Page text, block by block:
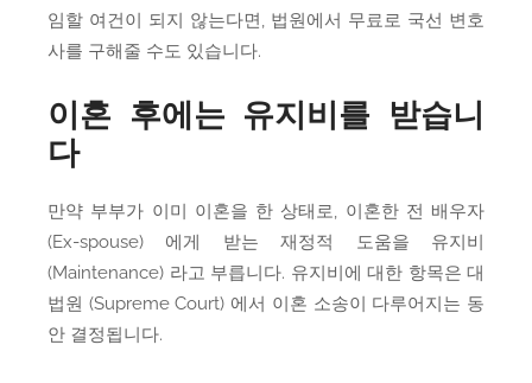
임할 여건이 되지 않는다면, 법원에서 무료로 국선 변호
사를 구해줄 수도 있습니다.
이혼 후에는 유지비를 받습니
다
만약 부부가 이미 이혼을 한 상태로, 이혼한 전 배우자
(Ex-spouse) 에게 받는 재정적 도움을 유지비
(Maintenance) 라고 부릅니다. 유지비에 대한 항목은 대
법원 (Supreme Court) 에서 이혼 소송이 다루어지는 동
안 결정됩니다.